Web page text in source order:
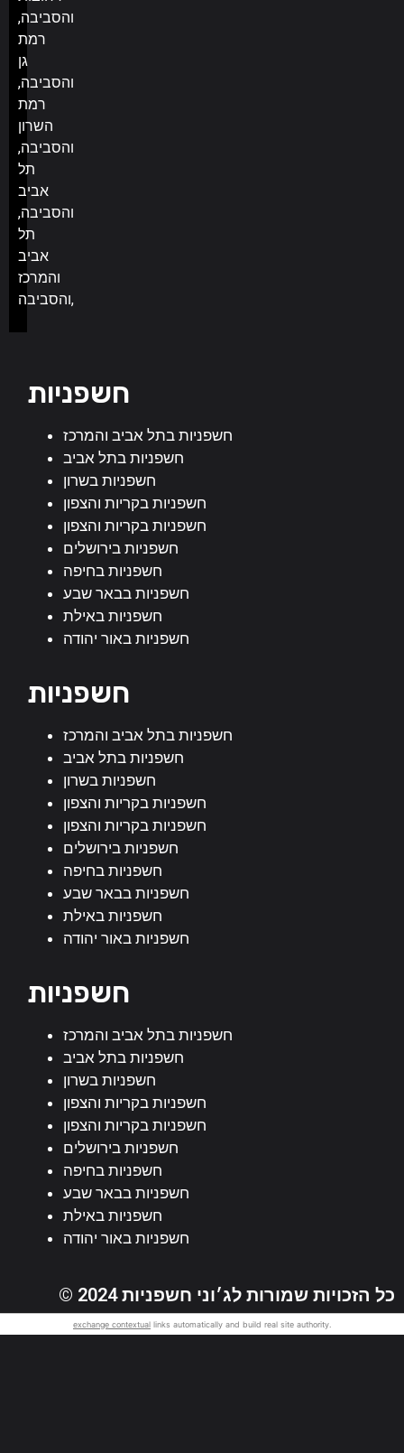
והסביבה,
רמת
גן
והסביבה,
רמת
השרון
והסביבה,
תל
אביב
והסביבה,
תל
אביב
והמרכז
והסביבה,
חשפניות
חשפניות בתל אביב והמרכז
חשפניות בתל אביב
חשפניות בשרון
חשפניות בקריות והצפון
חשפניות בקריות והצפון
חשפניות בירושלים
חשפניות בחיפה
חשפניות בבאר שבע
חשפניות באילת
חשפניות באור יהודה
חשפניות
חשפניות בתל אביב והמרכז
חשפניות בתל אביב
חשפניות בשרון
חשפניות בקריות והצפון
חשפניות בקריות והצפון
חשפניות בירושלים
חשפניות בחיפה
חשפניות בבאר שבע
חשפניות באילת
חשפניות באור יהודה
חשפניות
חשפניות בתל אביב והמרכז
חשפניות בתל אביב
חשפניות בשרון
חשפניות בקריות והצפון
חשפניות בקריות והצפון
חשפניות בירושלים
חשפניות בחיפה
חשפניות בבאר שבע
חשפניות באילת
חשפניות באור יהודה
© 2024 כל הזכויות שמורות לג׳וני חשפניות
exchange contextual links automatically and build real site authority.